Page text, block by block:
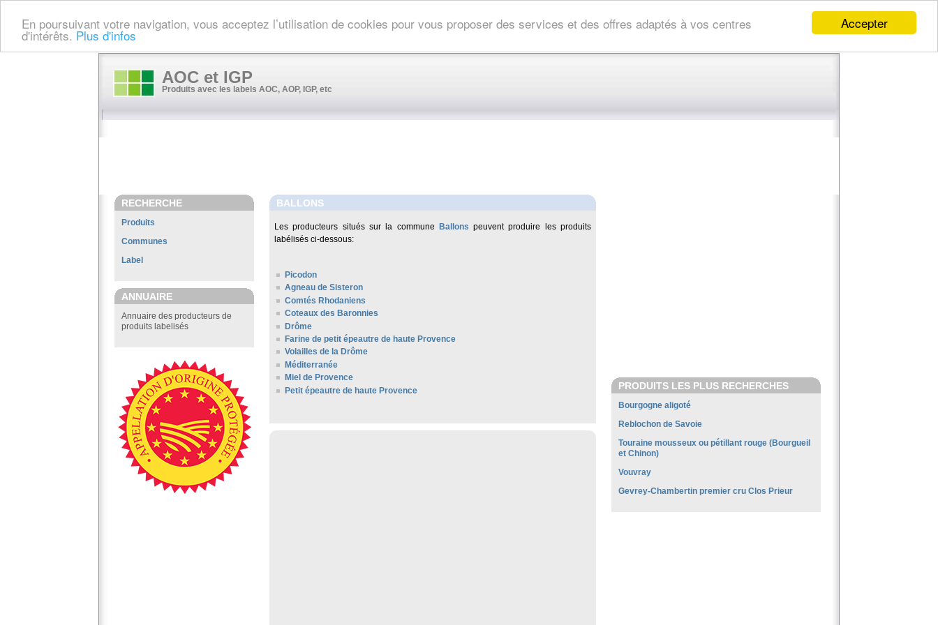
Accepter
En poursuivant votre navigation, vous acceptez l’utilisation de cookies pour vous proposer des services et des offres adaptés à vos centres
d'intérêts. Plus d'infos
AOC et IGP
Produits avec les labels AOC, AOP, IGP, etc
RECHERCHE
Produits
Communes
Label
ANNUAIRE
Annuaire des producteurs de
produits labelisés
BALLONS
Les producteurs situés sur la commune Ballons peuvent produire les produits
labélisés ci-dessous:
Picodon
Agneau de Sisteron
Comtés Rhodaniens
Coteaux des Baronnies
Drôme
Farine de petit épeautre de haute Provence
Volailles de la Drôme
Méditerranée
Miel de Provence
Petit épeautre de haute Provence
PRODUITS LES PLUS RECHERCHES
Bourgogne aligoté
Reblochon de Savoie
Touraine mousseux ou pétillant rouge (Bourgueil
et Chinon)
Vouvray
Gevrey-Chambertin premier cru Clos Prieur